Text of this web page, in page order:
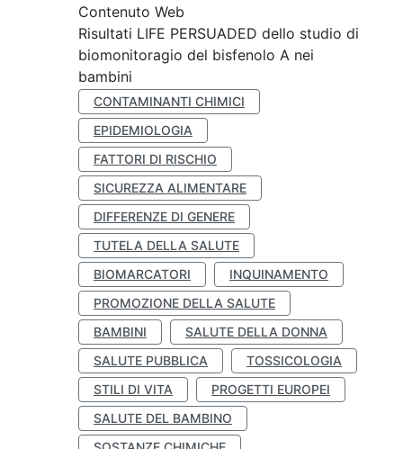
Contenuto Web
Risultati LIFE PERSUADED dello studio di
biomonitoragio del bisfenolo A nei
bambini
CONTAMINANTI CHIMICI
EPIDEMIOLOGIA
FATTORI DI RISCHIO
SICUREZZA ALIMENTARE
DIFFERENZE DI GENERE
TUTELA DELLA SALUTE
BIOMARCATORI
INQUINAMENTO
PROMOZIONE DELLA SALUTE
BAMBINI
SALUTE DELLA DONNA
SALUTE PUBBLICA
TOSSICOLOGIA
STILI DI VITA
PROGETTI EUROPEI
SALUTE DEL BAMBINO